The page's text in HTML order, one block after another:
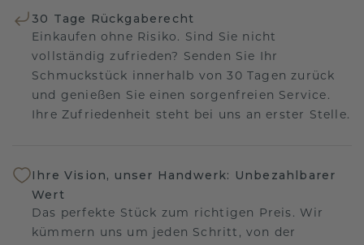
30 Tage Rückgaberecht
Einkaufen ohne Risiko. Sind Sie nicht
vollständig zufrieden? Senden Sie Ihr
Schmuckstück innerhalb von 30 Tagen zurück
und genießen Sie einen sorgenfreien Service.
Ihre Zufriedenheit steht bei uns an erster Stelle.
Ihre Vision, unser Handwerk: Unbezahlbarer
Wert
Das perfekte Stück zum richtigen Preis. Wir
kümmern uns um jeden Schritt, von der